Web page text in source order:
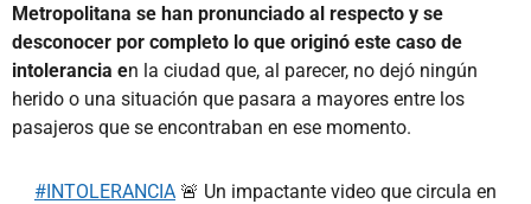
Metropolitana se han pronunciado al respecto y se
desconocer por completo lo que originó este caso de
intolerancia en la ciudad que, al parecer, no dejó ningún
herido o una situación que pasara a mayores entre los
pasajeros que se encontraban en ese momento.
#INTOLERANCIA 🚨 Un impactante video que circula en